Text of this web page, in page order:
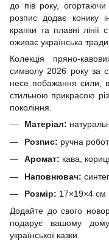
до пів року,
розпис додає конику
крапки та плавні
оживає українська
Колекція пряно-
символу 2026 року за
несе побажання сили,
стильною прикрасою
покоління.
Матеріал:
Розпис: ручна
Аромат: кава,
Наповнювач:
Розмір: 17×19×4 см
Додайте до свого
подарує вашому
української казки.